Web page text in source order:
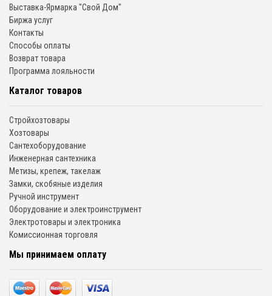
Выставка-Ярмарка "Свой Дом"
Биржа услуг
Контакты
Способы оплаты
Возврат товара
Программа лояльности
Каталог товаров
Стройхозтовары
Хозтовары
Сантехоборудование
Инженерная сантехника
Метизы, крепеж, такелаж
Замки, скобяные изделия
Ручной инструмент
Оборудование и электроинструмент
Электротовары и электроника
Комиссионная торговля
Мы принимаем оплату